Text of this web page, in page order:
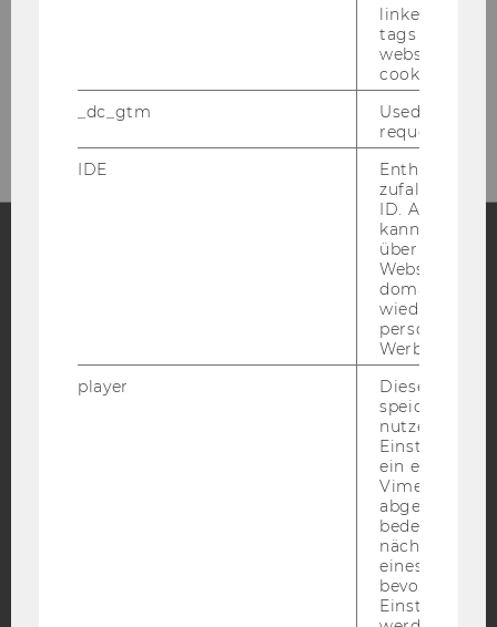
+43-1-31336-4166 / +43-1-31336-4775
+43-1-31336-904166 / +43-1-31336-
E-Mail: geschichte@wu.ac.at
Blog
YouTube NewsletterBluesky
BARRIEREFREIHEITSERKLÄRUNG WEBSEITE
DATENSCHUTZERKLÄRUNG SOCIAL MEDIA
linked, the
tags on the
website read
cookie.
_dc_gtm
Used to
request rate.
IDE
Enthält eine
ID. Anhand
kann Google
über
Websites
Werbung
player
Dieses Cookie
speichert
ein
Vimeo-Video
abgespielt
bedeutet,
nächsten
eines Vimeo-
bevorzugten